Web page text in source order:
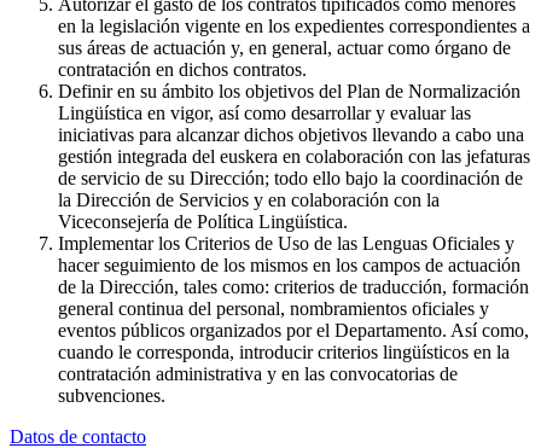
en la legislación vigente en los expedientes correspondientes a
sus áreas de actuación y, en general, actuar como órgano de
contratación en dichos contratos.
Definir en su ámbito los objetivos del Plan de Normalización
Lingüística en vigor, así como desarrollar y evaluar las
iniciativas para alcanzar dichos objetivos llevando a cabo una
gestión integrada del euskera en colaboración con las jefaturas
de servicio de su Dirección; todo ello bajo la coordinación de
la Dirección de Servicios y en colaboración con la
Viceconsejería de Política Lingüística.
Implementar los Criterios de Uso de las Lenguas Oficiales y
hacer seguimiento de los mismos en los campos de actuación
de la Dirección, tales como: criterios de traducción, formación
general continua del personal, nombramientos oficiales y
eventos públicos organizados por el Departamento. Así como,
cuando le corresponda, introducir criterios lingüísticos en la
contratación administrativa y en las convocatorias de
subvenciones.
Datos de contacto